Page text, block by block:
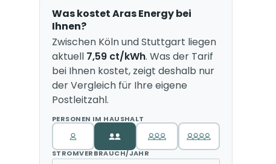
Was kostet Aras Energy bei
Ihnen?
Zwischen Köln und Stuttgart liegen
aktuell 7,59 ct/kWh. Was der Tarif
bei Ihnen kostet, zeigt deshalb nur
der Vergleich für Ihre eigene
Postleitzahl.
PERSONEN IM HAUSHALT
STROMVERBRAUCH/JAHR